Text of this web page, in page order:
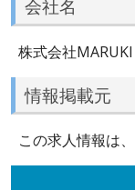
会社名
株式会社MARUKI
情報掲載元
この求人情報は、